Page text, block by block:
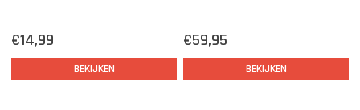
€14,99
BEKIJKEN
€59,95
BEKIJKEN